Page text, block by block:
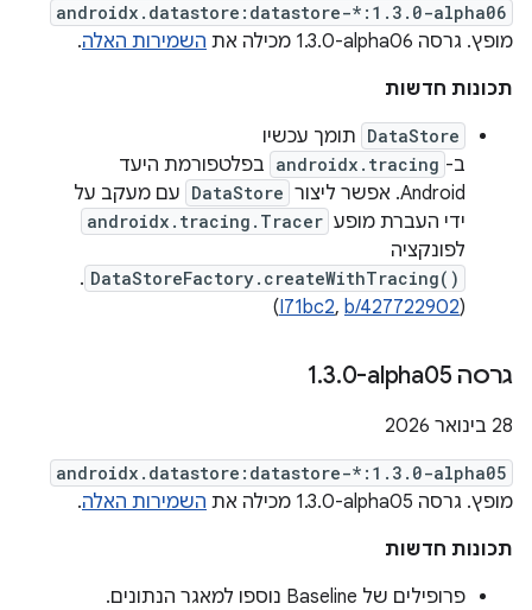
androidx.datastore:datastore-*:1.3.0-alpha06
מופץ. גרסה ‎1.3.0-alpha06 מכילה את השמירות האלה.
תכונות חדשות
DataStore תומך עכשיו
ב- androidx.tracing בפלטפורמת היעד
Android. אפשר ליצור
DataStore עם מעקב על
ידי העברת מופע androidx.tracing.Tracer
לפונקציה
DataStoreFactory.createWithTracing()
.
‪(I71bc2, b/427722902)
גרסה ‎1 .3.0-alpha05
‫28 בינואר 2026
androidx.datastore:datastore-*:1.3.0-alpha05
מופץ. גרסה ‎1.3.0-alpha05 מכילה את השמירות האלה.
תכונות חדשות
פרופילים של Baseline נוספו למאגר הנתונים.